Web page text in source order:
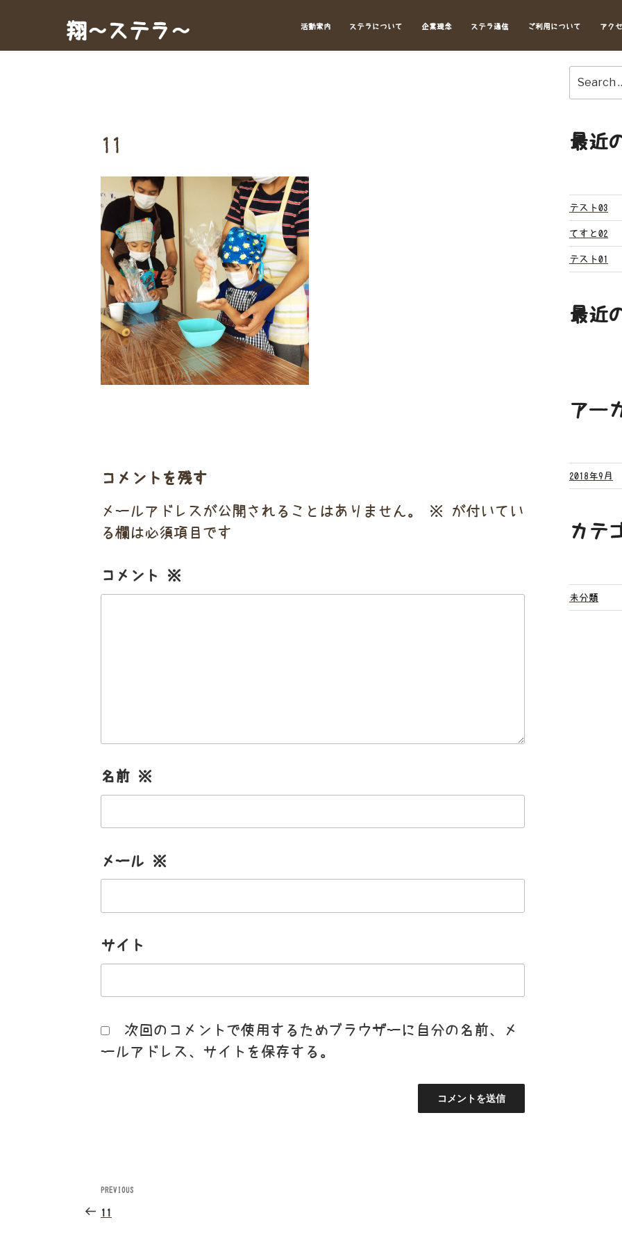
翔～ステラ～ 活動案内 ステラについて 企業理念 ステラ通信 ご利用について アク
11
コメントを残す
メールアドレスが公開されることはありません。 ※ が付いてい
る欄は必須項目です
コメント ※
名前 ※
メール ※
サイト
次回のコメントで使用するためブラウザーに自分の名前、メ
ールアドレス、サイトを保存する。
投
稿
Previous
Post
PREVIOUS
11
for:
最近
テスト03
てすと02
テスト01
最近
アー
2018年9月
カテ
未分類